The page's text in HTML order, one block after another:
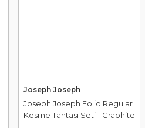
Joseph Joseph
Joseph Joseph Folio Regular
Kesme Tahtası Seti - Graphite